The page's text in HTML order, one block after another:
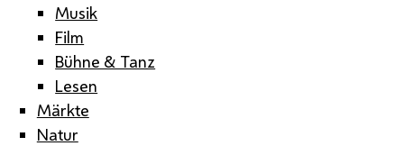
Musik
Film
Bühne & Tanz
Lesen
Märkte
Natur